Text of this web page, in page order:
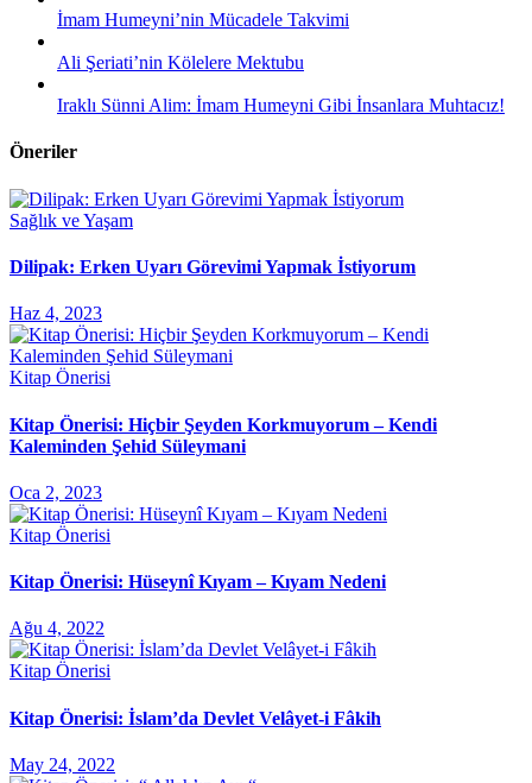
İmam Humeyni’nin Mücadele Takvimi
Ali Şeriati’nin Kölelere Mektubu
Iraklı Sünni Alim: İmam Humeyni Gibi İnsanlara Muhtacız!
Öneriler
Sağlık ve Yaşam
Dilipak: Erken Uyarı Görevimi Yapmak İstiyorum
Haz 4, 2023
Kitap Önerisi
Kitap Önerisi: Hiçbir Şeyden Korkmuyorum – Kendi
Kaleminden Şehid Süleymani
Oca 2, 2023
Kitap Önerisi
Kitap Önerisi: Hüseynî Kıyam – Kıyam Nedeni
Ağu 4, 2022
Kitap Önerisi
Kitap Önerisi: İslam’da Devlet Velâyet-i Fâkih
May 24, 2022